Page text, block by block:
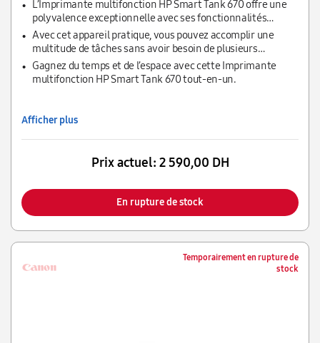
L’Imprimante multifonction HP Smart Tank 670 offre une
polyvalence exceptionnelle avec ses fonctionnalités
d’impression, de numérisation et de copie.
Avec cet appareil pratique, vous pouvez accomplir une
multitude de tâches sans avoir besoin de plusieurs
appareils différents.
Gagnez du temps et de l’espace avec cette Imprimante
multifonction HP Smart Tank 670 tout-en-un.
Afficher plus
Prix actuel: 2 590,00 DH
En rupture de stock
Temporairement en rupture de
stock